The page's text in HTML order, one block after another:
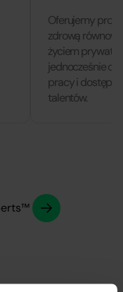
Oferujemy
zdrową
życiem
jednocześnie o
pracy i dostęp
talentów.